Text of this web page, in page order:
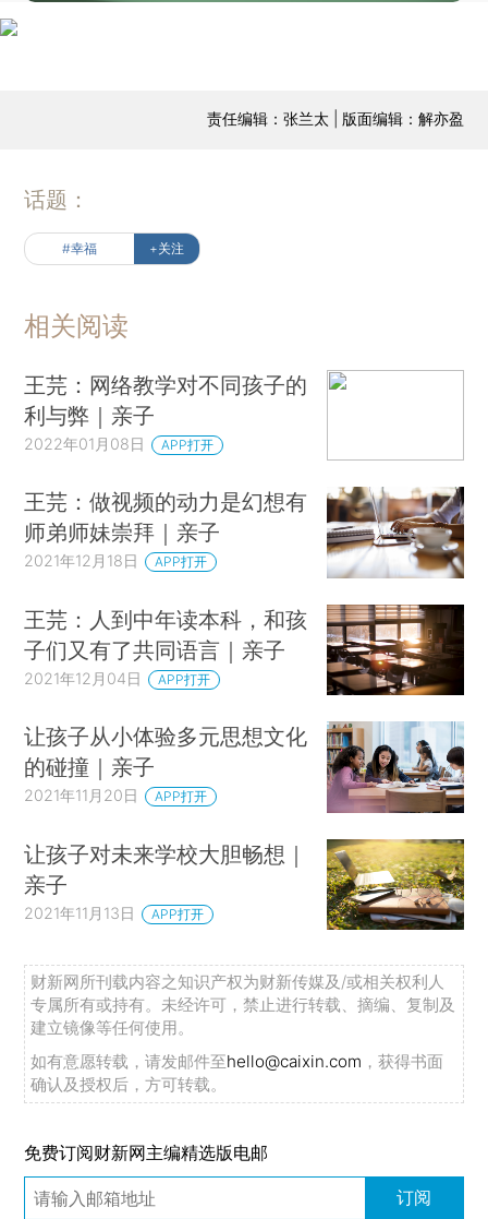
责任编辑：张兰太 | 版面编辑：解亦盈
话题：
#幸福 +关注
相关阅读
王芫：网络教学对不同孩子的
利与弊｜亲子
2022年01月08日 APP打开
王芫：做视频的动力是幻想有
师弟师妹崇拜｜亲子
2021年12月18日 APP打开
王芫：人到中年读本科，和孩
子们又有了共同语言｜亲子
2021年12月04日 APP打开
让孩子从小体验多元思想文化
的碰撞｜亲子
2021年11月20日 APP打开
让孩子对未来学校大胆畅想｜
亲子
2021年11月13日 APP打开
财新网所刊载内容之知识产权为财新传媒及/或相关权利人
专属所有或持有。未经许可，禁止进行转载、摘编、复制及
建立镜像等任何使用。
如有意愿转载，请发邮件至hello@caixin.com ，获得书面
确认及授权后，方可转载。
免费订阅财新网主编精选版电邮
订阅